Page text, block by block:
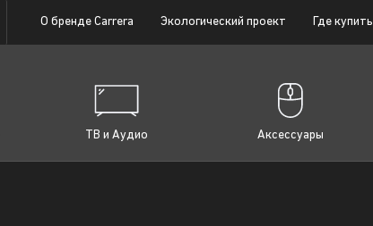
О бренде Carrera Экологический проект Где купить
ТВ и Аудио Аксессуары